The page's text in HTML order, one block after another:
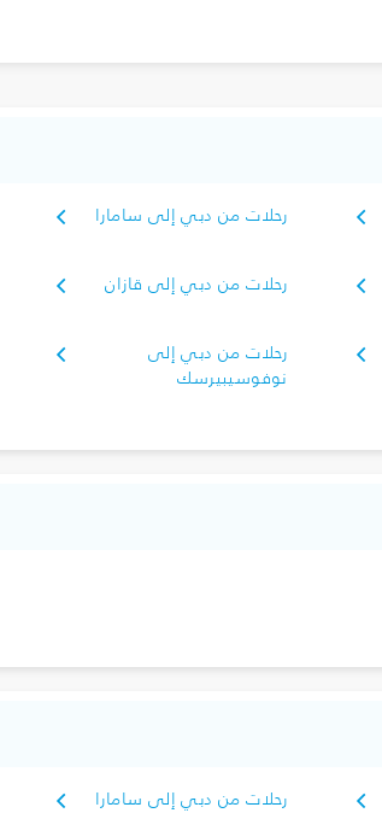
رحلات من دبي إلى سامارا
رحلات من دبي إلى قازان
رحلات من دبي إلى
نوفوسيبيرسك
رحلات من دبي إلى سامارا